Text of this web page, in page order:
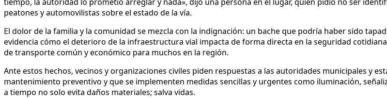
peatones y automovilistas sobre el estado de la vía.
El dolor de la familia y la comunidad se mezcla con la indignación: un bache que podría haber sido
evidencia cómo el deterioro de la infraestructura vial impacta de forma directa en la seguridad
de transporte común y económico para muchos en la región.
Ante estos hechos, vecinos y organizaciones civiles piden respuestas a las autoridades municipales y
mantenimiento preventivo y que se implementen medidas sencillas y urgentes como iluminación,
a tiempo no solo evita daños materiales; salva vidas.